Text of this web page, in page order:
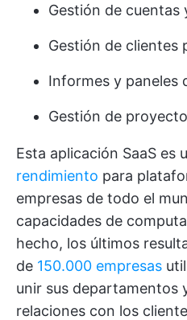
Gestión de
Gestión de clientes
Informes y paneles
Gestión de
Esta aplicación SaaS es
rendimiento para
empresas de todo el
capacidades de
hecho, los últimos
de 150.000 empresas
unir sus departamentos
relaciones con los